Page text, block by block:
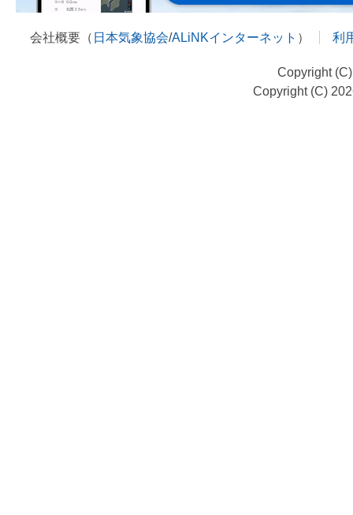
会社概要（ 日本気象協会/ALiNKインターネット ） 利
Copyright
Copyright (C)